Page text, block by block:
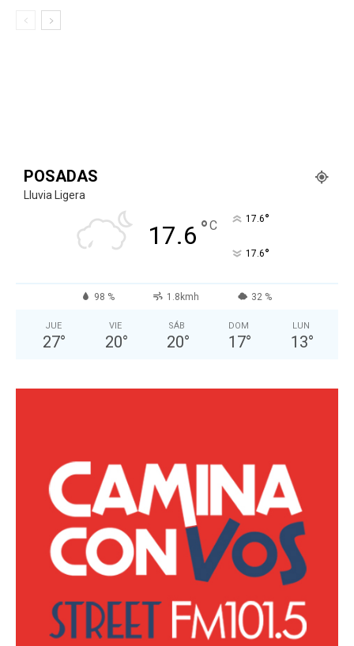
POSADAS
Lluvia Ligera
17.6 °C 17.6°
17.6°
98 % 1.8kmh 32 %
JUE
27°
VIE
20°
SÁB
20°
DOM
17°
LUN
13°